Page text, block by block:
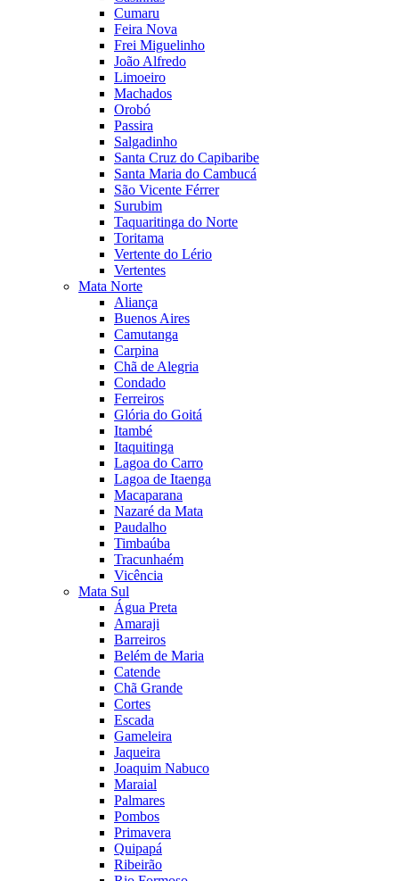
Cumaru
Feira Nova
Frei Miguelinho
João Alfredo
Limoeiro
Machados
Orobó
Passira
Salgadinho
Santa Cruz do Capibaribe
Santa Maria do Cambucá
São Vicente Férrer
Surubim
Taquaritinga do Norte
Toritama
Vertente do Lério
Vertentes
Mata Norte
Aliança
Buenos Aires
Camutanga
Carpina
Chã de Alegria
Condado
Ferreiros
Glória do Goitá
Itambé
Itaquitinga
Lagoa do Carro
Lagoa de Itaenga
Macaparana
Nazaré da Mata
Paudalho
Timbaúba
Tracunhaém
Vicência
Mata Sul
Água Preta
Amaraji
Barreiros
Belém de Maria
Catende
Chã Grande
Cortes
Escada
Gameleira
Jaqueira
Joaquim Nabuco
Maraial
Palmares
Pombos
Primavera
Quipapá
Ribeirão